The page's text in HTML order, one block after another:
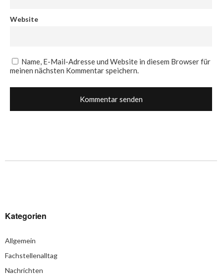
Website
Name, E-Mail-Adresse und Website in diesem Browser für
meinen nächsten Kommentar speichern.
Kategorien
Allgemein
Fachstellenalltag
Nachrichten